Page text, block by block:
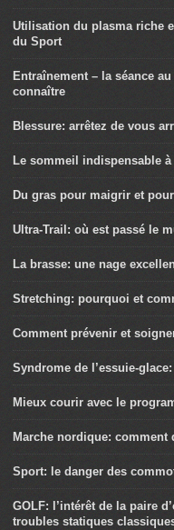
Utilisation du plasma riche
du Sport
Entraînement – la séance
connaître
Blessure: arrêtez de vous
Le sommeil indispensable
Du gras pour maigrir et
Ultra-Trail: où est passé le
La brasse: une nage
Stretching: pourquoi et
Comment prévenir et
Syndrome de l’essuie-
Mieux courir avec le
Marche nordique: comment
Sport: le danger des
GOLF: l’intérêt de la paire
troubles statiques